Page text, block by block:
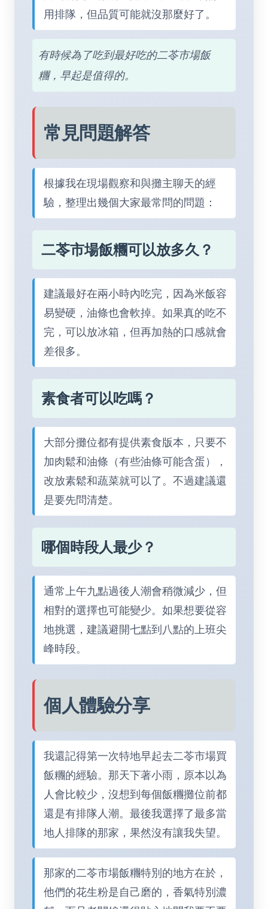
用排隊，但品質可能就沒那麼好了。
有時候為了吃到最好吃的二苓市場飯
糰，早起是值得的。
常見問題解答
根據我在現場觀察和與攤主聊天的經
驗，整理出幾個大家最常問的問題：
二苓市場飯糰可以放多久？
建議最好在兩小時內吃完，因為米飯容
易變硬，油條也會軟掉。如果真的吃不
完，可以放冰箱，但再加熱的口感就會
差很多。
素食者可以吃嗎？
大部分攤位都有提供素食版本，只要不
加肉鬆和油條（有些油條可能含蛋），
改放素鬆和蔬菜就可以了。不過建議還
是要先問清楚。
哪個時段人最少？
通常上午九點過後人潮會稍微減少，但
相對的選擇也可能變少。如果想要從容
地挑選，建議避開七點到八點的上班尖
峰時段。
個人體驗分享
我還記得第一次特地早起去二苓市場買
飯糰的經驗。那天下著小雨，原本以為
人會比較少，沒想到每個飯糰攤位前都
還是有排隊人潮。最後我選擇了最多當
地人排隊的那家，果然沒有讓我失望。
那家的二苓市場飯糰特別的地方在於，
他們的花生粉是自己磨的，香氣特別濃